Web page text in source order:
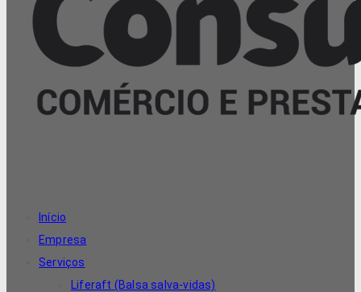
Início
Empresa
Serviços
Liferaft (Balsa salva-vidas)